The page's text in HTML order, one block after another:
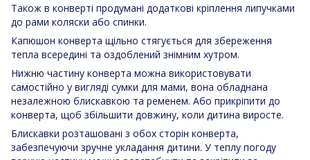
Також в конверті продумані додаткові кріплення липучками
до рами коляски або спинки.
Капюшон конверта щільно стягується для збереження
тепла всередині та оздоблений знімним хутром.
Нижню частину конверта можна використовувати
самостійно у вигляді сумки для мами, вона обладнана
незалежною блискавкою та ременем. Або прикріпити до
конверта, щоб збільшити довжину, коли дитина виросте.
Блискавки розташовані з обох сторін конверта,
забезпечуючи зручне укладання дитини. У теплу погоду